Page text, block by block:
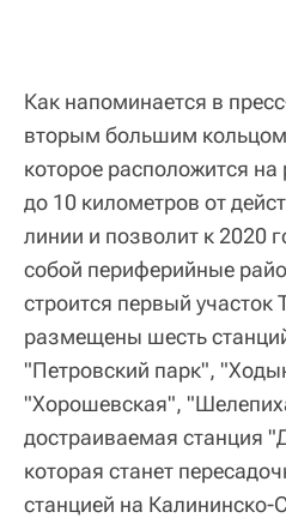
Как напоминается в
вторым большим
которое расположится
до 10 километров от
линии и позволит к 2020
собой периферийные
строится первый участок
размещены шесть
"Петровский парк",
"Хорошевская",
достраиваемая станция
которая станет
станцией на Калининско-